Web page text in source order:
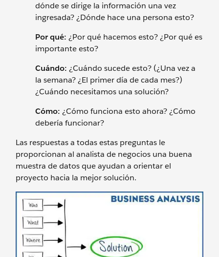
dónde se dirige la información una vez
ingresada? ¿Dónde hace una persona esto?
Por qué: ¿Por qué hacemos esto? ¿Por qué es
importante esto?
Cuándo: ¿Cuándo sucede esto? (¿Una vez a
la semana? ¿El primer día de cada mes?)
¿Cuándo necesitamos una solución?
Cómo: ¿Cómo funciona esto ahora? ¿Cómo
debería funcionar?
Las respuestas a todas estas preguntas le
proporcionan al analista de negocios una buena
muestra de datos que ayudan a orientar el
proyecto hacia la mejor solución.